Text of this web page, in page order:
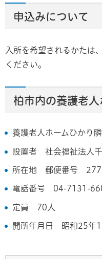
申込みについて
入所を希望されるかたは
ください。
柏市内の養護老人
養護老人ホームひかり
設置者 社会福祉法人
所在地 郵便番号
電話番号 04-7131-
定員 70人
開所年月日 昭和25年